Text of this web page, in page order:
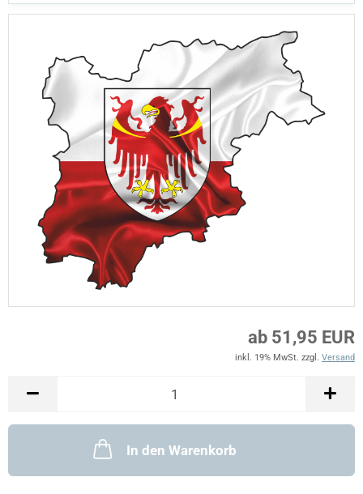
ab 51,95 EUR
inkl. 19% MwSt. zzgl. Versand
In den Warenkorb